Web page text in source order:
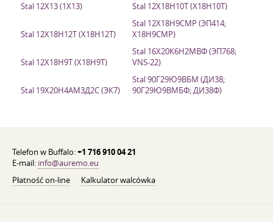
Stal 12X13 (1Х13)
Stal 12X18H10T (Х18Н10Т)
Stal 12Х18Н12Т (Х18Н12Т)
Stal 12Х18Н9СМР (ЭП414;
Х18Н9СМР)
Stal 12X18H9T (Х18Н9Т)
Stal 16Х20К6Н2МВФ (ЭП768;
VNS-22)
Stal 19Х20Н4АМ3Д2С (ЭК7)
Stal 90Г29Ю9ВБМ (ДИ38;
90Г29Ю9ВМБФ; ДИ38Ф)
Telefon w Buffalo:+1 716 910 04 21
E-mail: info@auremo.eu
Płatność on-line
Kalkulator walcówka